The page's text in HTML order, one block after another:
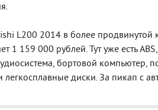
L200 2014 в более продвинутой
1 159 000 рублей. Тут уже есть
бортовой компьютер,
диски. За пикап с